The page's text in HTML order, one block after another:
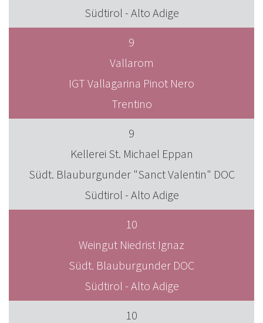
Südtirol - Alto Adige
9
Vallarom
IGT Vallagarina Pinot Nero
Trentino
9
Kellerei St. Michael Eppan
Südt. Blauburgunder "Sanct Valentin" DOC
Südtirol - Alto Adige
10
Weingut Niedrist Ignaz
Südt. Blauburgunder DOC
Südtirol - Alto Adige
10